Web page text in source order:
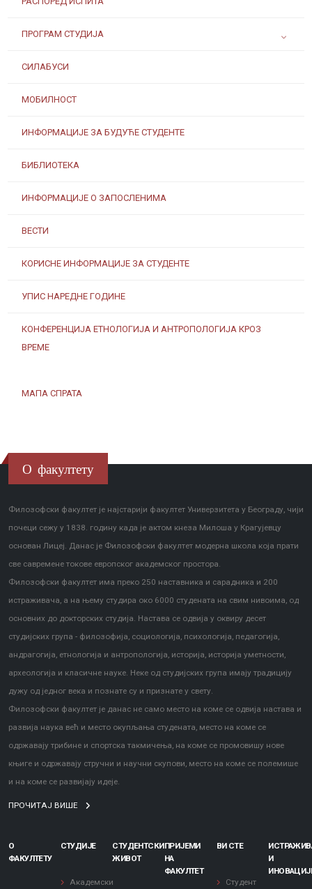
ПРОГРАМ СТУДИЈА
СИЛАБУСИ
МОБИЛНОСТ
ИНФОРМАЦИЈЕ ЗА БУДУЋЕ СТУДЕНТЕ
БИБЛИОТЕКА
ИНФОРМАЦИЈЕ О ЗАПОСЛЕНИМА
ВЕСТИ
КОРИСНЕ ИНФОРМАЦИЈЕ ЗА СТУДЕНТЕ
УПИС НАРЕДНЕ ГОДИНЕ
КОНФЕРЕНЦИЈА ЕТНОЛОГИЈА И АНТРОПОЛОГИЈА КРОЗ
ВРЕМЕ
МАПА СПРАТА
О факултету
Филозофски факултет је најстарији факултет Универзитета у Београду, чији
почеци сежу у 1838. годину када је актом кнеза Милоша у Крагујевцу
основан Лицеј. Данас је Филозофски факултет модерна школа која прати
све савремене токове европског академског простора.
Филозофски факултет има преко 250 наставника и сарадника и 200
истраживача, а на њему студира око 6000 студената на свим нивоима, од
основних до докторских студија. Настава се одвија у оквиру десет
студијских група - филозофија, социологија, психологија, педагогија,
андрагогија, етнологија и антропологија, историја, историја уметности,
археологија и класичне науке. Неке од студијских група имају традицију
дужу од једног века и познате су и признате у свету.
Филозофски факултет је данас не само место на коме се одвија настава и
развија наука већ и место окупљања студената, место на коме се
одржавају трибине и спортска такмичења, на коме се промовишу нове
књиге и одржавају стручни и научни скупови, место на коме се полемише
и на коме се развијају идеје.
ПРОЧИТАЈ ВИШЕ
О
ФАКУЛТЕТУ
СТУДИЈЕ
Академски
СТУДЕНТСКИ
ЖИВОТ
ПРИЈЕМИ
НА
ФАКУЛТЕТ
ВИ СТЕ
Студент
И